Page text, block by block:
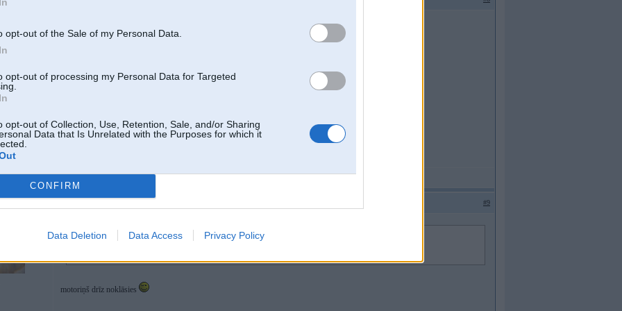
opt-out of the Sale of my Personal Data.
opt-out of processing my Personal Data for Targeted
opt-out of Collection, Use, Retention, Sale, and/or Sharing
Data that Is Unrelated with the Purposes for which it
CONFIRM
Data Deletion Data Access Privacy Policy
Braucu un atkal saaka puust, pati no sevis, nedaudz pachiiksteeja un aizgaaja! Hmm...
#9
2007-11-20 15:56, Kapteinis rakstīja:
motoriņš drīz noklāsies